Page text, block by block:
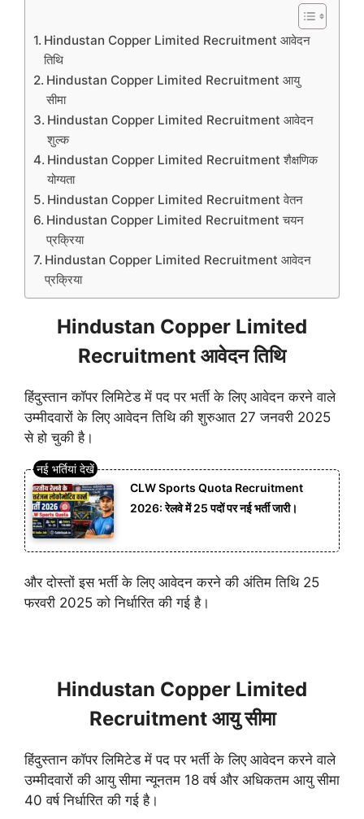
Hindustan Copper Limited Recruitment आवेदन
तिथि
Hindustan Copper Limited Recruitment आयु
सीमा
Hindustan Copper Limited Recruitment आवेदन
शुल्क
Hindustan Copper Limited Recruitment शैक्षणिक
योग्यता
Hindustan Copper Limited Recruitment वेतन
Hindustan Copper Limited Recruitment चयन
प्रक्रिया
Hindustan Copper Limited Recruitment आवेदन
प्रक्रिया
Hindustan Copper Limited
Recruitment आवेदन तिथि
हिंदुस्तान कॉपर लिमिटेड में पद पर भर्ती के लिए आवेदन करने वाले
उम्मीदवारों के लिए आवेदन तिथि की शुरुआत 27 जनवरी 2025
से हो चुकी है।
CLW Sports Quota Recruitment
2026: रेलवे में 25 पदों पर नई भर्ती जारी।
और दोस्तों इस भर्ती के लिए आवेदन करने की अंतिम तिथि 25
फरवरी 2025 को निर्धारित की गई है।
Hindustan Copper Limited
Recruitment आयु सीमा
हिंदुस्तान कॉपर लिमिटेड में पद पर भर्ती के लिए आवेदन करने वाले
उम्मीदवारों की आयु सीमा न्यूनतम 18 वर्ष और अधिकतम आयु सीमा
40 वर्ष निर्धारित की गई है।